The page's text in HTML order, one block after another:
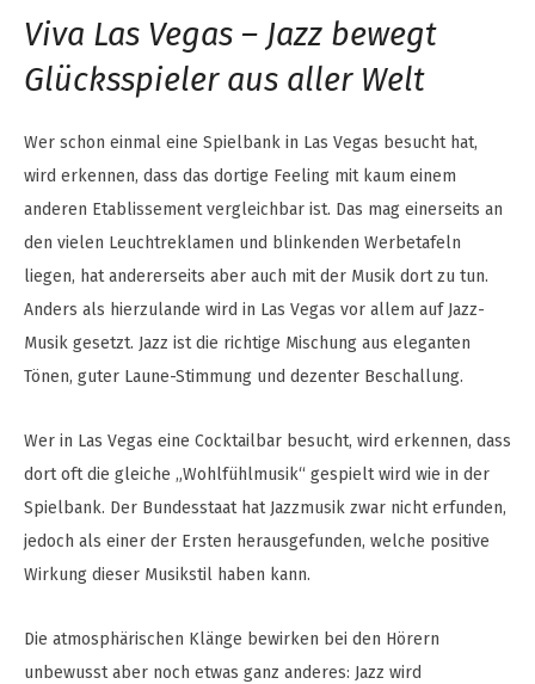
Viva Las Vegas – Jazz bewegt
Glücksspieler aus aller Welt
Wer schon einmal eine Spielbank in Las Vegas besucht hat,
wird erkennen, dass das dortige Feeling mit kaum einem
anderen Etablissement vergleichbar ist. Das mag einerseits an
den vielen Leuchtreklamen und blinkenden Werbetafeln
liegen, hat andererseits aber auch mit der Musik dort zu tun.
Anders als hierzulande wird in Las Vegas vor allem auf Jazz-
Musik gesetzt. Jazz ist die richtige Mischung aus eleganten
Tönen, guter Laune-Stimmung und dezenter Beschallung.
Wer in Las Vegas eine Cocktailbar besucht, wird erkennen, dass
dort oft die gleiche „Wohlfühlmusik“ gespielt wird wie in der
Spielbank. Der Bundesstaat hat Jazzmusik zwar nicht erfunden,
jedoch als einer der Ersten herausgefunden, welche positive
Wirkung dieser Musikstil haben kann.
Die atmosphärischen Klänge bewirken bei den Hörern
unbewusst aber noch etwas ganz anderes: Jazz wird